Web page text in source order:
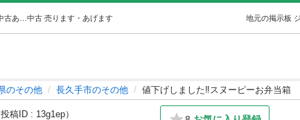
中古 売ります・あげます 地元の掲示板
のその他 長久手市のその他 値下げしました‼️スヌーピーお弁当箱
投稿ID : 13g1ep）